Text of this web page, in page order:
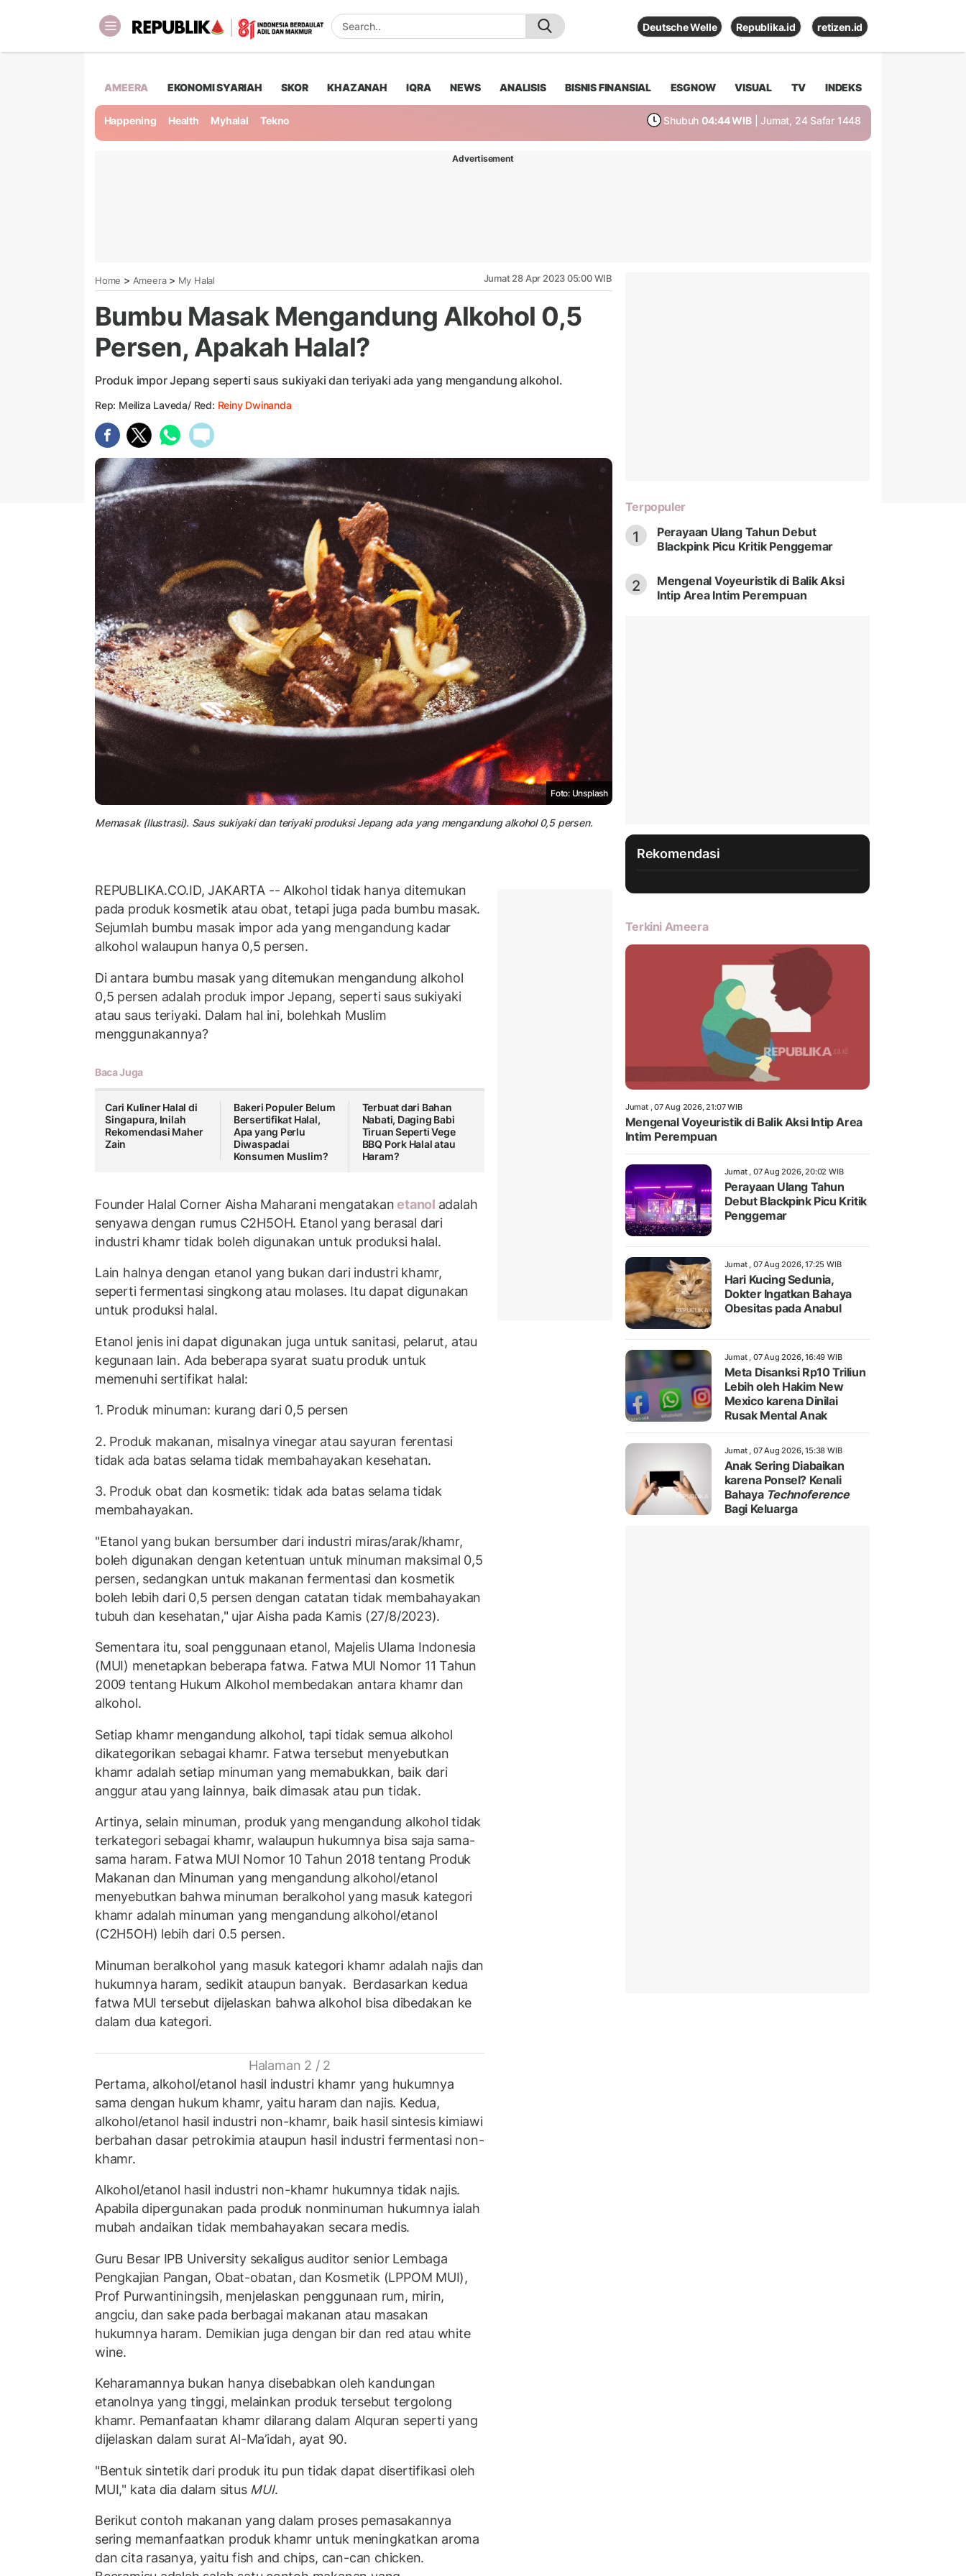
Deutsche Welle Republika.id retizen.id
AMEERA EKONOMI SYARIAH SKOR KHAZANAH IQRA NEWS ANALISIS BISNIS FINANSIAL ESGNOW VISUAL TV INDEKS
Happening Health Myhalal Tekno Shubuh 04:44 WIB | Jumat, 24 Safar 1448
Advertisement
Home > Ameera> My Halal Jumat 28 Apr 2023 05:00 WIB
Bumbu Masak Mengandung Alkohol 0,5
Persen, Apakah Halal?
Produk impor Jepang seperti saus sukiyaki dan teriyaki ada yang mengandung alkohol.
Rep: Meiliza Laveda/ Red: Reiny Dwinanda
Foto: Unsplash
Memasak (Ilustrasi). Saus sukiyaki dan teriyaki produksi Jepang ada yang mengandung alkohol 0,5 persen.
REPUBLIKA.CO.ID, JAKARTA -- Alkohol tidak hanya ditemukan
pada produk kosmetik atau obat, tetapi juga pada bumbu masak.
Sejumlah bumbu masak impor ada yang mengandung kadar
alkohol walaupun hanya 0,5 persen.
Di antara bumbu masak yang ditemukan mengandung alkohol
0,5 persen adalah produk impor Jepang, seperti saus sukiyaki
atau saus teriyaki. Dalam hal ini, bolehkah Muslim
menggunakannya?
Baca Juga
Cari Kuliner Halal di
Singapura, Inilah
Rekomendasi Maher
Zain
Bakeri Populer Belum
Bersertifikat Halal,
Apa yang Perlu
Diwaspadai
Konsumen Muslim?
Terbuat dari Bahan
Nabati, Daging Babi
Tiruan Seperti Vege
BBQ Pork Halal atau
Haram?
Founder Halal Corner Aisha Maharani mengatakanetanol adalah
senyawa dengan rumus C2H5OH. Etanol yang berasal dari
industri khamr tidak boleh digunakan untuk produksi halal.
Lain halnya dengan etanol yang bukan dari industri khamr,
seperti fermentasi singkong atau molases. Itu dapat digunakan
untuk produksi halal.
Etanol jenis ini dapat digunakan juga untuk sanitasi, pelarut, atau
kegunaan lain. Ada beberapa syarat suatu produk untuk
memenuhi sertifikat halal:
1. Produk minuman: kurang dari 0,5 persen
2. Produk makanan, misalnya vinegar atau sayuran ferentasi
tidak ada batas selama tidak membahayakan kesehatan.
3. Produk obat dan kosmetik: tidak ada batas selama tidak
membahayakan.
"Etanol yang bukan bersumber dari industri miras/arak/khamr,
boleh digunakan dengan ketentuan untuk minuman maksimal 0,5
persen, sedangkan untuk makanan fermentasi dan kosmetik
boleh lebih dari 0,5 persen dengan catatan tidak membahayakan
tubuh dan kesehatan," ujar Aisha pada Kamis (27/8/2023).
Sementara itu, soal penggunaan etanol, Majelis Ulama Indonesia
(MUI) menetapkan beberapa fatwa. Fatwa MUI Nomor 11 Tahun
2009 tentang Hukum Alkohol membedakan antara khamr dan
alkohol.
Setiap khamr mengandung alkohol, tapi tidak semua alkohol
dikategorikan sebagai khamr. Fatwa tersebut menyebutkan
khamr adalah setiap minuman yang memabukkan, baik dari
anggur atau yang lainnya, baik dimasak atau pun tidak.
Artinya, selain minuman, produk yang mengandung alkohol tidak
terkategori sebagai khamr, walaupun hukumnya bisa saja sama-
sama haram. Fatwa MUI Nomor 10 Tahun 2018 tentang Produk
Makanan dan Minuman yang mengandung alkohol/etanol
menyebutkan bahwa minuman beralkohol yang masuk kategori
khamr adalah minuman yang mengandung alkohol/etanol
(C2H5OH) lebih dari 0.5 persen.
Minuman beralkohol yang masuk kategori khamr adalah najis dan
hukumnya haram, sedikit ataupun banyak. Berdasarkan kedua
fatwa MUI tersebut dijelaskan bahwa alkohol bisa dibedakan ke
dalam dua kategori.
Halaman 2 / 2
Pertama, alkohol/etanol hasil industri khamr yang hukumnya
sama dengan hukum khamr, yaitu haram dan najis. Kedua,
alkohol/etanol hasil industri non-khamr, baik hasil sintesis kimiawi
berbahan dasar petrokimia ataupun hasil industri fermentasi non-
khamr.
Alkohol/etanol hasil industri non-khamr hukumnya tidak najis.
Apabila dipergunakan pada produk nonminuman hukumnya ialah
mubah andaikan tidak membahayakan secara medis.
Guru Besar IPB University sekaligus auditor senior Lembaga
Pengkajian Pangan, Obat-obatan, dan Kosmetik (LPPOM MUI),
Prof Purwantiningsih, menjelaskan penggunaan rum, mirin,
angciu, dan sake pada berbagai makanan atau masakan
hukumnya haram. Demikian juga dengan bir dan red atau white
wine.
Keharamannya bukan hanya disebabkan oleh kandungan
etanolnya yang tinggi, melainkan produk tersebut tergolong
khamr. Pemanfaatan khamr dilarang dalam Alquran seperti yang
dijelaskan dalam surat Al-Ma’idah, ayat 90.
"Bentuk sintetik dari produk itu pun tidak dapat disertifikasi oleh
MUI," kata dia dalam situs MUI.
Berikut contoh makanan yang dalam proses pemasakannya
sering memanfaatkan produk khamr untuk meningkatkan aroma
dan cita rasanya, yaitu fish and chips, can-can chicken.
Terpopuler
1
Perayaan Ulang Tahun Debut
Blackpink Picu Kritik Penggemar
2
Mengenal Voyeuristik di Balik Aksi
Intip Area Intim Perempuan
Rekomendasi
Terkini Ameera
Jumat , 07 Aug 2026, 21:07 WIB
Mengenal Voyeuristik di Balik Aksi Intip Area
Intim Perempuan
Jumat , 07 Aug 2026, 20:02 WIB
Perayaan Ulang Tahun
Debut Blackpink Picu Kritik
Penggemar
Jumat , 07 Aug 2026, 17:25 WIB
Hari Kucing Sedunia,
Dokter Ingatkan Bahaya
Obesitas pada Anabul
Jumat , 07 Aug 2026, 16:49 WIB
Meta Disanksi Rp10 Triliun
Lebih oleh Hakim New
Mexico karena Dinilai
Rusak Mental Anak
Jumat , 07 Aug 2026, 15:38 WIB
Anak Sering Diabaikan
karena Ponsel? Kenali
Bahaya Technoference
Bagi Keluarga